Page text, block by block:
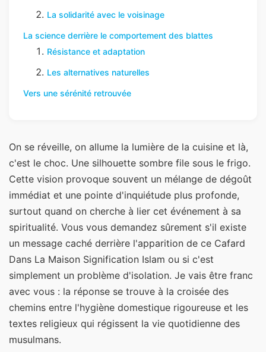
La solidarité avec le voisinage
La science derrière le comportement des blattes
Résistance et adaptation
Les alternatives naturelles
Vers une sérénité retrouvée
On se réveille, on allume la lumière de la cuisine et là,
c'est le choc. Une silhouette sombre file sous le frigo.
Cette vision provoque souvent un mélange de dégoût
immédiat et une pointe d'inquiétude plus profonde,
surtout quand on cherche à lier cet événement à sa
spiritualité. Vous vous demandez sûrement s'il existe
un message caché derrière l'apparition de ce Cafard
Dans La Maison Signification Islam ou si c'est
simplement un problème d'isolation. Je vais être franc
avec vous : la réponse se trouve à la croisée des
chemins entre l'hygiène domestique rigoureuse et les
textes religieux qui régissent la vie quotidienne des
musulmans.